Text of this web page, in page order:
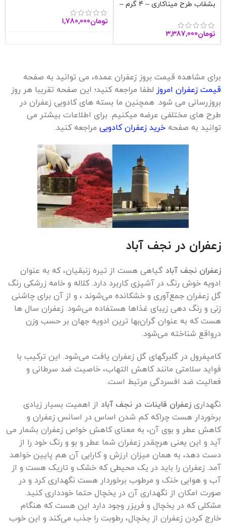
بشقاب طرح میناکاری – 4 گرم –
تومان3,387,000
تومان1,780,000
برای مشاهده قیمت بروز زعفران عمده، می توانید به صفحه
قیمت زعفران امروز لطفا مراجعه کنید؛ این صفحه تقریبا هر روز
بروزرسانی می شود. همچنین ما بسته های کادویی زعفران در
طرح های مختلفی عرضه میکنیم. برای اطلاعات بیشتر می
توانید به صفحه خرید زعفران کادویی مراجعه کنید.
زعفران در نجف آباد
زعفران نجف آباد گیاهی هست از تیره زنبقیان، که به عنوان
ادویه خوش رنگ در آشپزی کاربرد دارد. کلاله و خامه زرشکی رنگ
گل زعفران جمع‌آوری و خشکانده می‌شوند ، و از آن برای چاشنی‌
زنی و رنگ دهی زیبای غذاها هستفاده می‌شود. زعفران سال ها
هست که به عنوان گران‌بها ترین ادویه جهان بر حسب وزن
درواقع شناخته می‌شود.
کامپفرول در گلبرگهای گل زعفران یافت می‌شود. این ترکیب با
فواید سلامتی مانند کاهش التهاب، خاصیت ضد سرطانی و
فعالیت ضد افسردگی مرتبط است.
نگهداری زعفران قاینات در نجف آباد از اهمیت بسیار زیادی
برخوردار هست چراکه کم شدن اساس در اسانس زعفران و
کاهش عطر و بوی آن، به معنای کاهش خواص زعفران بشمار می
آید و این یعنی هرچقدر زعفران شما عطر و بو و رنگ خود را از
دست دهد، به همان میزان ارزش و کارایی آن هم پایین خواهد
آمد. زعفران را باید در یک محیطی که خشک و تاریک هست و از
آب و هوایی خنک و مرطوب برخوردار هست نگهداری کرد و در
صورت امکان از نگهداری آن در یخچال حتما خودداری کنید.
مشکلی که در یخچال و فریزر وجود دارد این هست که هنگام
خارج کردن زعفران از یخچال، رطوبت را جذب می‌کند و این خوب